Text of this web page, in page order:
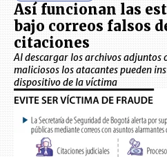
Así funcionan las
bajo correos falsos
citaciones
Al descargar los archivos adjuntos
maliciosos los atacantes pueden
dispositivo de la víctima